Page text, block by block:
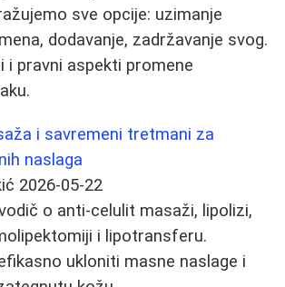
sve opcije: uzimanje
dodavanje, zadržavanje svog.
i pravni aspekti promene
i savremeni tretmani za
naslaga
2026-05-22
o anti-celulit masaži, lipolizi,
i lipotransferu.
ukloniti masne naslage i